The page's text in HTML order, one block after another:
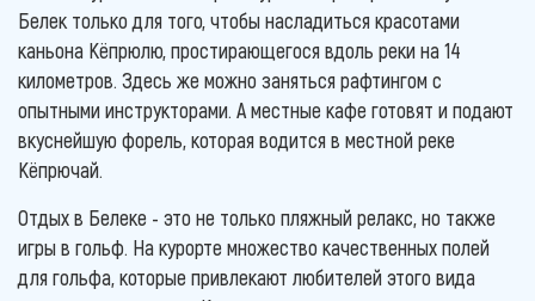
Белек только для того, чтобы насладиться красотами
каньона Кёпрюлю, простирающегося вдоль реки на 14
километров. Здесь же можно заняться рафтингом с
опытными инструкторами. А местные кафе готовят и подают
вкуснейшую форель, которая водится в местной реке
Кёпрючай.
Отдых в Белеке - это не только пляжный релакс, но также
игры в гольф. На курорте множество качественных полей
для гольфа, которые привлекают любителей этого вида